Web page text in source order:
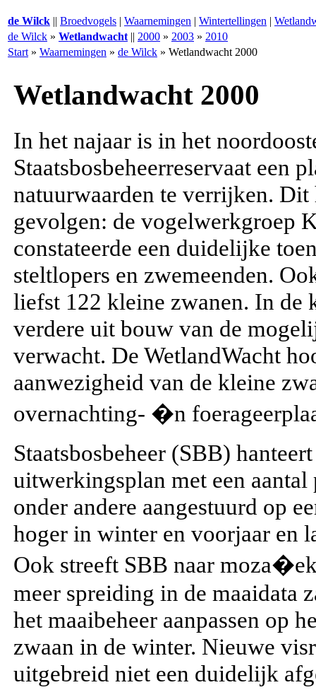
de Wilck || Broedvogels | Waarnemingen | Wintertellingen |
de Wilck » Wetlandwacht || 2000 » 2003 » 2010
Start » Waarnemingen » de Wilck » Wetlandwacht 2000
Wetland­wacht 2000
In het najaar is in het
Staatsbosbeheerreservaat een
natuurwaarden te verrijken. Dit
gevolgen: de vogelwerkgroep
constateerde een duidelijke
steltlopers en zwemeenden.
liefst 122 kleine zwanen. In de
verdere uit bouw van de
verwacht. De WetlandWacht
aanwezigheid van de kleine
overnachting- �n
Staatsbosbeheer (SBB)
uitwerkingsplan met een
onder andere aangestuurd op
hoger in winter en voorjaar en
Ook streeft SBB naar
meer spreiding in de maaidata
het maaibeheer aanpassen op
zwaan in de winter. Nieuwe
uitgebreid niet een duidelijk